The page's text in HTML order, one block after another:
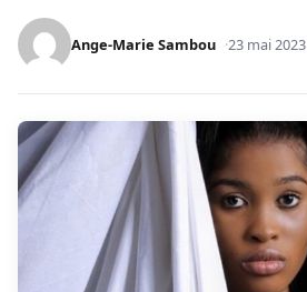
Ange-Marie Sambou 23 mai 2023